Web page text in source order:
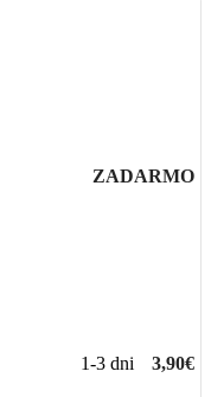
ZADARMO
1-3 dni 3,90€